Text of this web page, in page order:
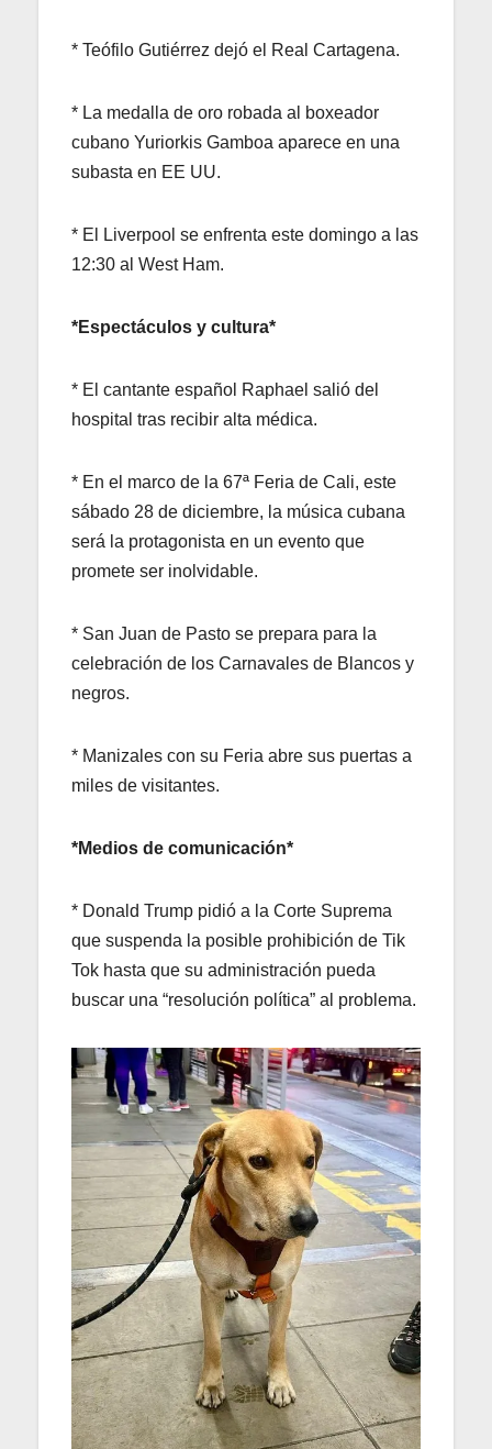
* Teófilo Gutiérrez dejó el Real Cartagena.
* La medalla de oro robada al boxeador
cubano Yuriorkis Gamboa aparece en una
subasta en EE UU.
* El Liverpool se enfrenta este domingo a las
12:30 al West Ham.
*Espectáculos y cultura*
* El cantante español Raphael salió del
hospital tras recibir alta médica.
* En el marco de la 67ª Feria de Cali, este
sábado 28 de diciembre, la música cubana
será la protagonista en un evento que
promete ser inolvidable.
* San Juan de Pasto se prepara para la
celebración de los Carnavales de Blancos y
negros.
* Manizales con su Feria abre sus puertas a
miles de visitantes.
*Medios de comunicación*
* Donald Trump pidió a la Corte Suprema
que suspenda la posible prohibición de Tik
Tok hasta que su administración pueda
buscar una “resolución política” al problema.